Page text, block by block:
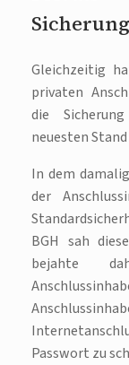
Gleichzeitig
privaten
die
neuesten
In dem
der
BGH sah
bejahte
Passwort zu